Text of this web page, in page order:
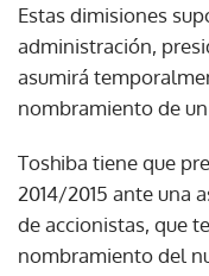
Estas dimisiones
administración,
asumirá
nombramiento de
Toshiba tiene que
2014/2015 ante una
de accionistas, que
nombramiento del